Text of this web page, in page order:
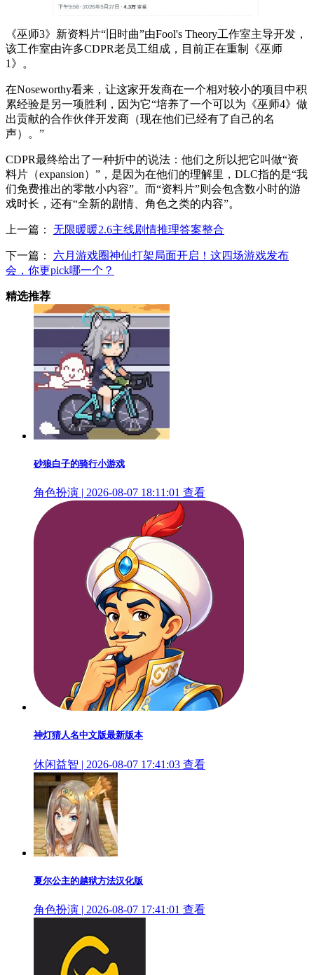
《巫师3》新资料片“旧时曲”由Fool's Theory工作室主导开发，
该工作室由许多CDPR老员工组成，目前正在重制《巫师
1》。
在Noseworthy看来，让这家开发商在一个相对较小的项目中积
累经验是另一项胜利，因为它“培养了一个可以为《巫师4》做
出贡献的合作伙伴开发商（现在他们已经有了自己的名
声）。”
CDPR最终给出了一种折中的说法：他们之所以把它叫做“资
料片（expansion）”，是因为在他们的理解里，DLC指的是“我
们免费推出的零散小内容”。而“资料片”则会包含数小时的游
戏时长，还有“全新的剧情、角色之类的内容”。
上一篇： 无限暖暖2.6主线剧情推理答案整合
下一篇：
六月游戏圈神仙打架局面开启！这四场游戏发布
会，你更pick哪一个？
精选推荐
砂狼白子的骑行小游戏
角色扮演 | 2026-08-07 18:11:01 查看
神灯猜人名中文版最新版本
休闲益智 | 2026-08-07 17:41:03 查看
夏尔公主的越狱方法汉化版
角色扮演 | 2026-08-07 17:41:01 查看